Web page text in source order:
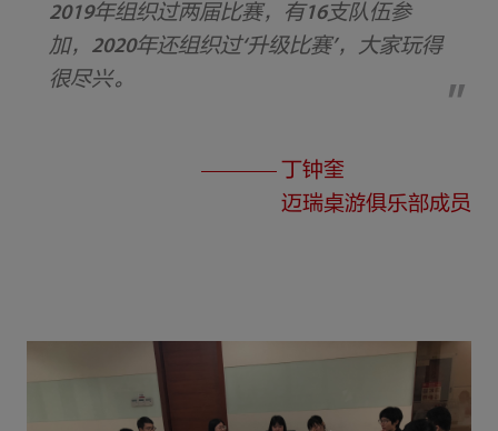
2019年组织过两届比赛，有16支队伍参
加，2020年还组织过‘升级比赛’，大家玩得
很尽兴。
丁钟奎
迈瑞桌游俱乐部成员